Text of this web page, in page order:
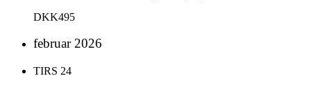
DKK495
februar 2026
TIRS 24